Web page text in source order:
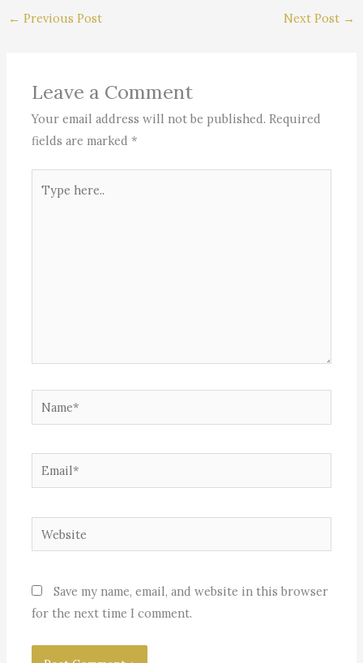
← Previous Post Next Post →
Leave a Comment
Your email address will not be published. Required
fields are marked*
here..
Name*
Email*
Website
Save my name, email, and website in this browser
for the next time I comment.